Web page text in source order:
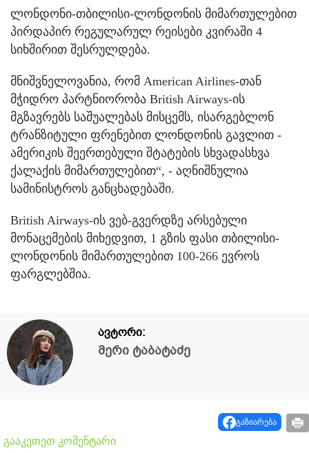
ლონდონი-თბილისი-ლონდონის მიმართულებით
პირდაპირ რეგულარულ რეისები კვირაში 4
სიხშირით შესრულდება.
მნიშვნელოვანია, რომ American Airlines-თან
მჭიდრო პარტნიორობა British Airways-ის
მგზავრებს საშუალებას მისცემს, ისარგებლონ
ტრანზიტული ფრენებით ლონდონის გავლით -
ამერიკის შეერთებული შტატების სხვადასხვა
ქალაქის მიმართულებით“, - აღნიშნულია
სამინისტროს განცხადებაში.
British Airways-ის ვებ-გვერდზე არსებული
მონაცემების მიხედვით, 1 გზის ფასი თბილისი-
ლონდონის მიმართულებით 100-266 ევროს
ფარგლებშია.
ავტორი:
მერი ტაბატაძე
გაზიარება
გააკეთეთ კომენტარი